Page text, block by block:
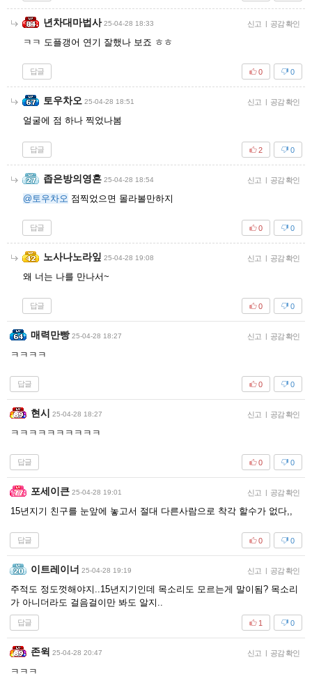
년차대마법사 25-04-28 18:33 신고 | 공감 확인
ㅋㅋ 도플갱어 연기 잘했나 보죠 ㅎㅎ
답글 0
0
토우차오 25-04-28 18:51 신고 | 공감 확인
얼굴에 점 하나 찍었나봄
답글 0
2
좁은방의영혼 25-04-28 18:54 신고 | 공감 확인
@토우차오 점찍었으면 몰라볼만하지
답글 0
0
노사나노라잎 25-04-28 19:08 신고 | 공감 확인
왜 너는 나를 만나서~
답글 0
0
매력만빵 25-04-28 18:27 신고 | 공감 확인
ㅋㅋㅋㅋ
답글 0
0
현시 25-04-28 18:27 신고 | 공감 확인
ㅋㅋㅋㅋㅋㅋㅋㅋㅋㅋ
답글 0
0
포세이큰 25-04-28 19:01 신고 | 공감 확인
15년지기 친구를 눈앞에 놓고서 절대 다른사람으로 착각 할수가 없다,,
답글 0
0
이트레이너 25-04-28 19:19 신고 | 공감 확인
주적도 정도껏해야지..15년지기인데 목소리도 모르는게 말이됨? 목소리
가 아니더라도 걸음걸이만 봐도 알지..
답글 0
1
존윅 25-04-28 20:47 신고 | 공감 확인
ㅋㅋㅋ